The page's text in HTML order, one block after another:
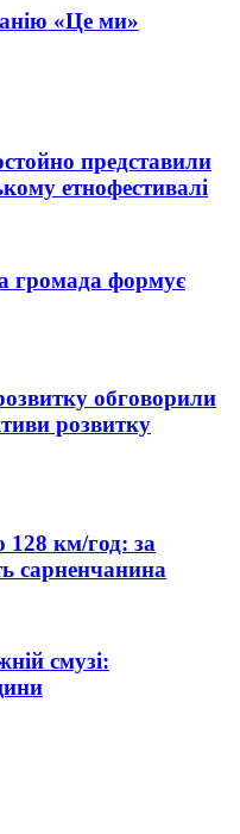
«Це ми»
представили
етнофестивалі
громада формує
обговорили
розвитку
128 км/год: за
сарненчанина
смузі: